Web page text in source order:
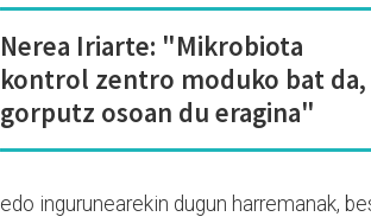
Nerea Iriarte: "Mikrobiota
kontrol zentro moduko bat da,
gorputz osoan du eragina"
edo ingurunearekin dugun harremanak,